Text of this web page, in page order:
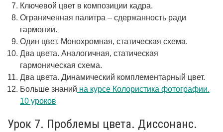
Ключевой цвет в композиции кадра.
Ограниченная палитра – сдержанность ради
гармонии.
Один цвет. Монохромная, статическая схема.
Два цвета. Аналогичная, статическая
гармоническая схема.
Два цвета. Динамический комплементарный цвет.
Больше знаний на курсе Колористика фотографии.
10 уроков
Урок 7. Проблемы цвета. Диссонанс.